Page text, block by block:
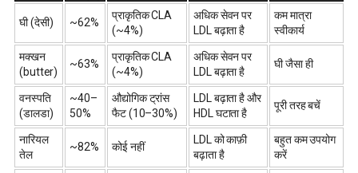
घी (देसी) ~62%
प्राकृतिक CLA
(~4%)
अधिक सेवन पर
LDL बढ़ाता है
कम मात्रा
स्वीकार्य
मक्खन
(butter)
~63%
प्राकृतिक CLA
(~4%)
अधिक सेवन पर
LDL बढ़ाता है
घी जैसा ही
वनस्पति
(डालडा)
~40–
50%
औद्योगिक ट्रांस
फैट (10–30%)
LDL बढ़ाता है और
HDL घटाता है
पूरी तरह बचें
नारियल
तेल
~82% कोई नहीं
LDL को काफ़ी
बढ़ाता है
बहुत कम उपयोग
करें